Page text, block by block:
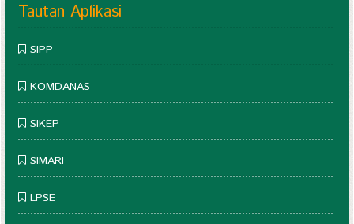
Tautan Aplikasi
SIPP
KOMDANAS
SIKEP
SIMARI
LPSE